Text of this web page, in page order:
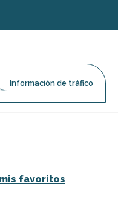
Información de tráfico
favoritos